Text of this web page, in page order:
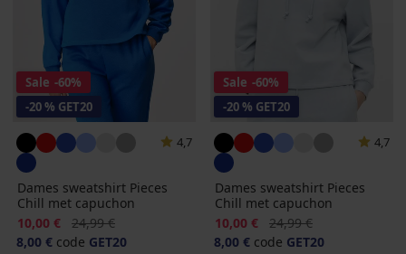
Sale -60%
-20 % GET20
4,7
Dames sweatshirt Pieces
Chill met capuchon
Korting
10,00 € Oorspronkelijke prijs
24,99 €
8,00 € code GET20
Sale -60%
-20 % GET20
4,7
Dames sweatshirt Pieces
Chill met capuchon
Korting
10,00 € Oorspronkelijke prijs
24,99 €
8,00 € code GET20